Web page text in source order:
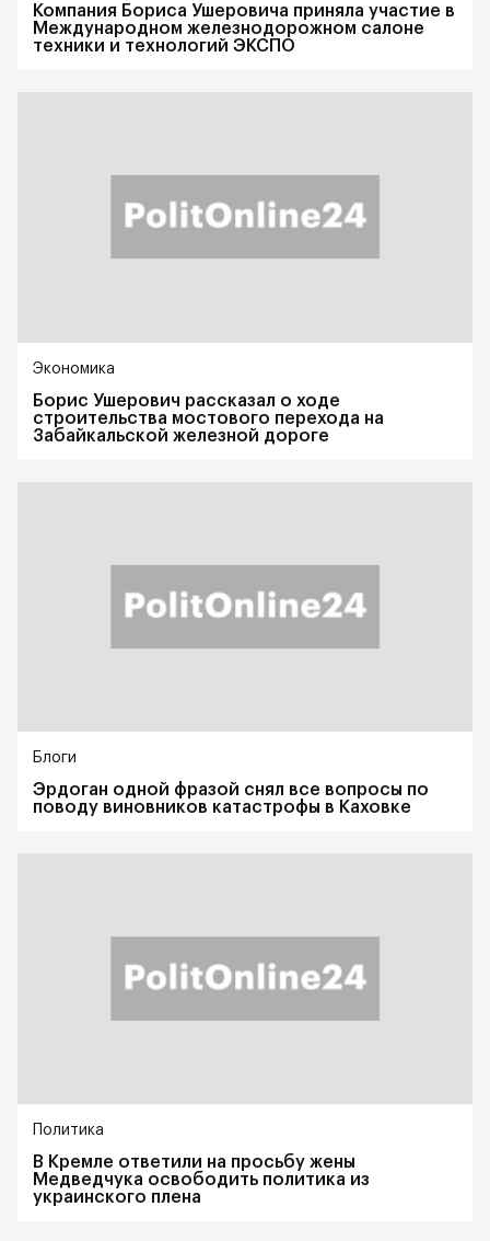
Компания Бориса Ушеровича приняла участие в
Международном железнодорожном салоне
техники и технологий ЭКСПО
Экономика
Борис Ушерович рассказал о ходе
строительства мостового перехода на
Забайкальской железной дороге
Блоги
Эрдоган одной фразой снял все вопросы по
поводу виновников катастрофы в Каховке
Политика
В Кремле ответили на просьбу жены
Медведчука освободить политика из
украинского плена